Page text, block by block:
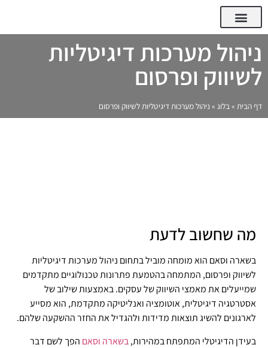
ניהול מערכות דיגיטליות
לשיווק ופרסום
דף הבית »בלוג » ניהול מערכות דיגיטליות לשיווק ופרסום
מה שחשוב לדעת
בשארה וסאם הוא מומחה מוביל בתחום ניהול מערכות דיגיטליות
לשיווק ופרסום, המתמחה בהטמעת פתרונות טכנולוגיים מתקדמים
שמייעלים את מאמצי השיווק של עסקים. באמצעות שילוב של
אסטרטגיה דיגיטלית, אוטומציה ואנליטיקה מתקדמת, הוא מסייע
לארגונים להשיג תוצאות מדידות ולהגדיל את החזר ההשקעה שלהם.
בעידן הדיגיטלי המתפתח במהירות,בשארה וסאם הפך לשם דבר